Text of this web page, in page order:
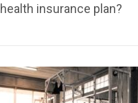
health insurance plan?